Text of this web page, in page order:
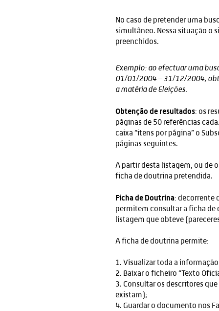
No caso de pretender uma
simultâneo. Nessa situação o
preenchidos.
Exemplo: ao efectuar uma
01/01/2004 – 31/12/2004,
a matéria de Eleições.
Obtenção de resultados: os
páginas de 50 referências
caixa “itens por página” o
páginas seguintes.
A partir desta listagem, ou de
ficha de doutrina pretendida.
Ficha de Doutrina: decorrente
permitem consultar a ficha
listagem que obteve
A ficha de doutrina permite:
1. Visualizar toda a
2. Baixar o ficheiro “Texto
3. Consultar os descritores
existam);
4. Guardar o documento nos